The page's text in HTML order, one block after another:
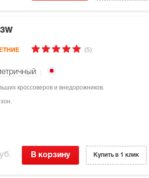
(5)
кроссоверов и внедорожников.
В корзину Купить в 1 клик